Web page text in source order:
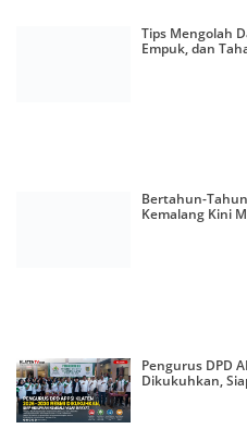
Tips Mengolah
Empuk, dan
Bertahun-
Kemalang Kini
Pengurus DPD
Dikukuhkan,